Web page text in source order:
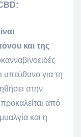
και της
υπεύθυνο για τη
στην
από
και η